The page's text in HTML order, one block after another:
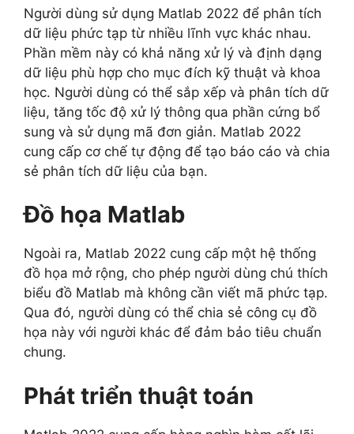
Người dùng sử dụng Matlab 2022 để phân tích
dữ liệu phức tạp từ nhiều lĩnh vực khác nhau.
Phần mềm này có khả năng xử lý và định dạng
dữ liệu phù hợp cho mục đích kỹ thuật và khoa
học. Người dùng có thể sắp xếp và phân tích dữ
liệu, tăng tốc độ xử lý thông qua phần cứng bổ
sung và sử dụng mã đơn giản. Matlab 2022
cung cấp cơ chế tự động để tạo báo cáo và chia
sẻ phân tích dữ liệu của bạn.
Đồ họa Matlab
Ngoài ra, Matlab 2022 cung cấp một hệ thống
đồ họa mở rộng, cho phép người dùng chú thích
biểu đồ Matlab mà không cần viết mã phức tạp.
Qua đó, người dùng có thể chia sẻ công cụ đồ
họa này với người khác để đảm bảo tiêu chuẩn
chung.
Phát triển thuật toán